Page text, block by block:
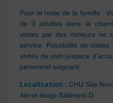
Pour le reste de la famille :
de 3 adultes dans la
visites par des mineurs ne
service. Possibilité de visites
unités de soin (espace
personnel soignant.
Localisation : CHU Site
4ème étage Bâtiment D